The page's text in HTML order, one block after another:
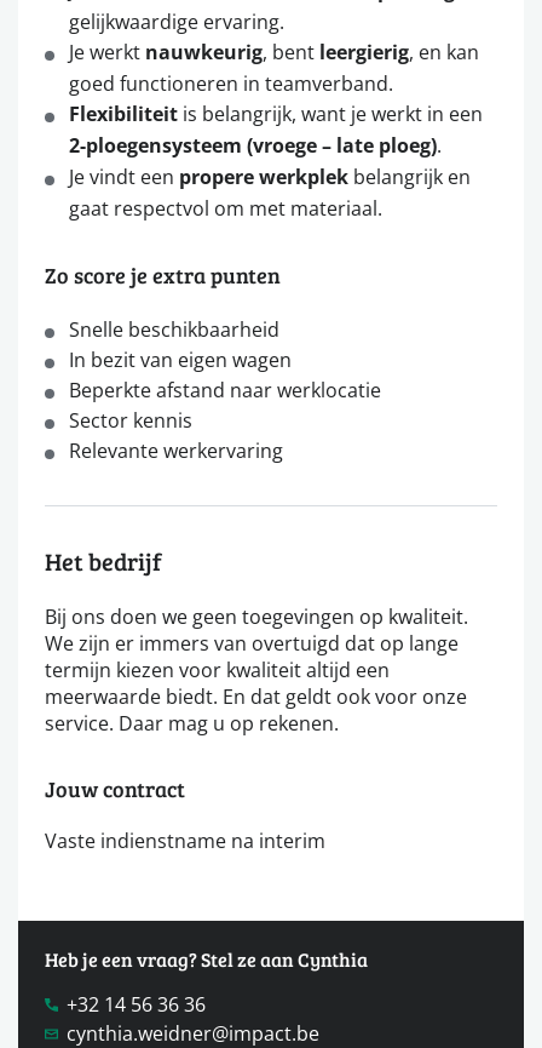
gelijkwaardige ervaring.
Je werkt nauwkeurig, bent leergierig, en kan
goed functioneren in teamverband.
Flexibiliteit is belangrijk, want je werkt in een
2-ploegensysteem (vroege – late ploeg).
Je vindt een propere werkplek belangrijk en
gaat respectvol om met materiaal.
Zo score je extra punten
Snelle beschikbaarheid
In bezit van eigen wagen
Beperkte afstand naar werklocatie
Sector kennis
Relevante werkervaring
Het bedrijf
Bij ons doen we geen toegevingen op kwaliteit.
We zijn er immers van overtuigd dat op lange
termijn kiezen voor kwaliteit altijd een
meerwaarde biedt. En dat geldt ook voor onze
service. Daar mag u op rekenen.
Jouw contract
Vaste indienstname na interim
Heb je een vraag? Stel ze aan Cynthia
+32 14 56 36 36
cynthia.weidner@impact.be